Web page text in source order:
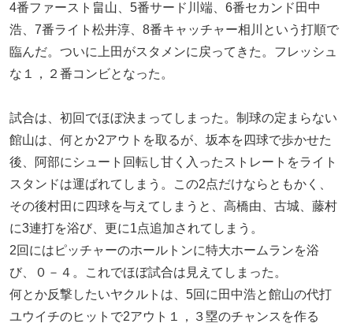
4番ファースト畠山、5番サード川端、6番セカンド田中
浩、7番ライト松井淳、8番キャッチャー相川という打順で
臨んだ。ついに上田がスタメンに戻ってきた。フレッシュ
な１，２番コンビとなった。
試合は、初回でほぼ決まってしまった。制球の定まらない
館山は、何とか2アウトを取るが、坂本を四球で歩かせた
後、阿部にシュート回転し甘く入ったストレートをライト
スタンドは運ばれてしまう。この2点だけならともかく、
その後村田に四球を与えてしまうと、高橋由、古城、藤村
に3連打を浴び、更に1点追加されてしまう。
2回にはピッチャーのホールトンに特大ホームランを浴
び、０－４。これでほぼ試合は見えてしまった。
何とか反撃したいヤクルトは、5回に田中浩と館山の代打
ユウイチのヒットで2アウト１，３塁のチャンスを作る